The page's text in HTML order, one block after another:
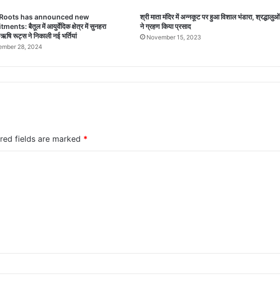
has announced new
बैतूल में आयुर्वेदिक क्षेत्र में सुनहरा
रूट्स ने निकाली नई भर्तियां
28, 2024
श्री माता मंदिर में अन्नकूट पर हुआ विशाल भंडारा, श्रद्धालुओं
ने ग्रहण किया प्रसाद
November 15, 2023
fields are marked *